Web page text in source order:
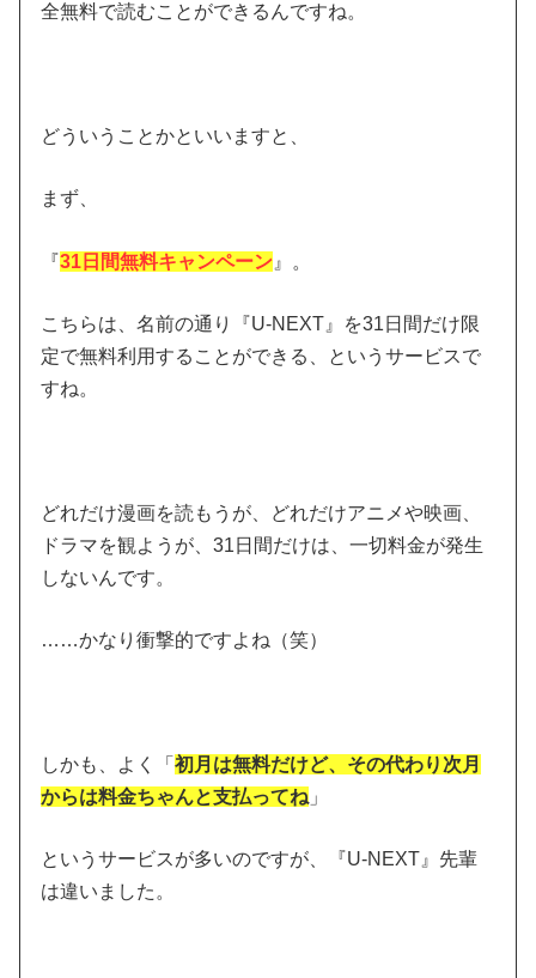
全無料で読むことができるんですね。
どういうことかといいますと、
まず、
『31日間無料キャンペーン 』。
こちらは、名前の通り『U-NEXT』を31日間だけ限
定で無料利用することができる、というサービスで
すね。
どれだけ漫画を読もうが、どれだけアニメや映画、
ドラマを観ようが、31日間だけは、一切料金が発生
しないんです。
……かなり衝撃的ですよね（笑）
しかも、よく「初月は無料だけど、その代わり次月
からは料金ちゃんと支払ってね 」
というサービスが多いのですが、『U-NEXT』先輩
は違いました。